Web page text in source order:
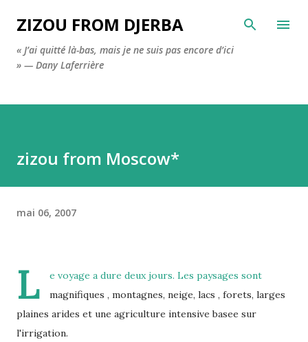
Accéder au contenu principal
ZIZOU FROM DJERBA
« J’ai quitté là-bas, mais je ne suis pas encore d’ici
» — Dany Laferrière
zizou from Moscow*
mai 06, 2007
L
e voyage a dure deux jours. Les paysages sont
magnifiques , montagnes, neige, lacs , forets, larges
plaines arides et une agriculture intensive basee sur
l'irrigation.